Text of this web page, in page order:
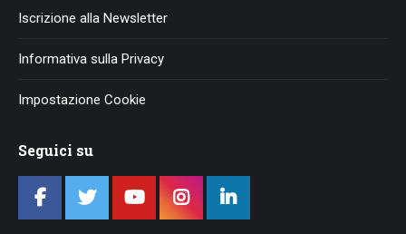
Iscrizione alla Newsletter
Informativa sulla Privacy
Impostazione Cookie
Seguici su